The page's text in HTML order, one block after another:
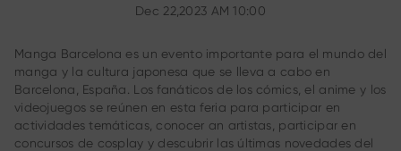
Dec 22,2023 AM 10:00
Manga Barcelona es un evento importante para el mundo del
manga y la cultura japonesa que se lleva a cabo en
Barcelona, España. Los fanáticos de los cómics, el anime y los
videojuegos se reúnen en esta feria para participar en
actividades temáticas, conocer an artistas, participar en
concursos de cosplay y descubrir las últimas novedades del